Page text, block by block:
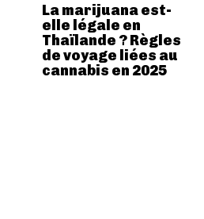
La marijuana est-
elle légale en
Thaïlande ? Règles
de voyage liées au
cannabis en 2025